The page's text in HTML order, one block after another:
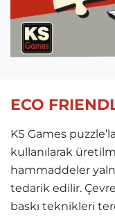
ECO
KS Games
kullanılarak
hammaddeler
tedarik edilir.
baskı teknikleri